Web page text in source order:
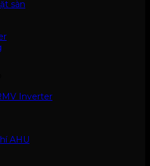
sàn
Inverter
AHU